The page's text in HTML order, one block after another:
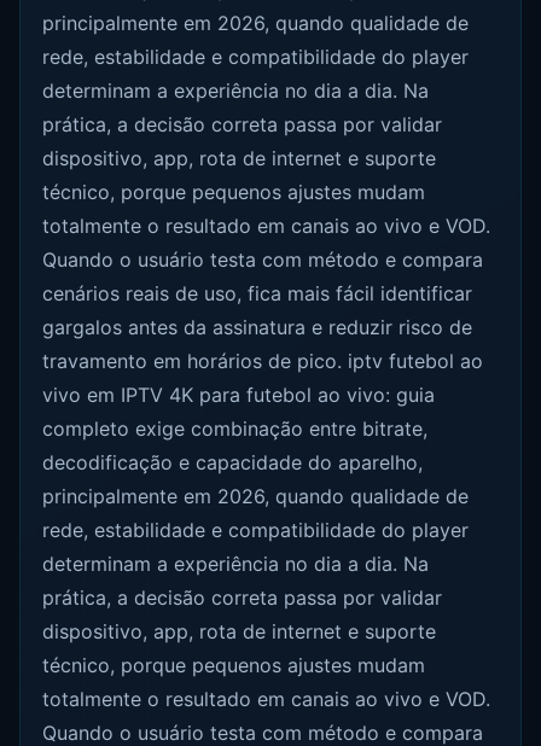
principalmente em 2026, quando qualidade de
rede, estabilidade e compatibilidade do player
determinam a experiência no dia a dia. Na
prática, a decisão correta passa por validar
dispositivo, app, rota de internet e suporte
técnico, porque pequenos ajustes mudam
totalmente o resultado em canais ao vivo e VOD.
Quando o usuário testa com método e compara
cenários reais de uso, fica mais fácil identificar
gargalos antes da assinatura e reduzir risco de
travamento em horários de pico. iptv futebol ao
vivo em IPTV 4K para futebol ao vivo: guia
completo exige combinação entre bitrate,
decodificação e capacidade do aparelho,
principalmente em 2026, quando qualidade de
rede, estabilidade e compatibilidade do player
determinam a experiência no dia a dia. Na
prática, a decisão correta passa por validar
dispositivo, app, rota de internet e suporte
técnico, porque pequenos ajustes mudam
totalmente o resultado em canais ao vivo e VOD.
Quando o usuário testa com método e compara